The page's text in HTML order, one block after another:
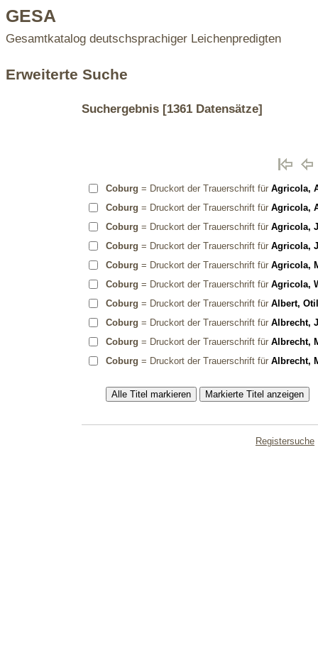
GESA
Gesamtkatalog deutschsprachiger Leichenpredigten
Erweiterte Suche
Suchergebnis[1361 Datensätze]
Coburg = Druckort der Trauerschrift für Agricola,
Coburg = Druckort der Trauerschrift für Agricola,
Coburg = Druckort der Trauerschrift für Agricola,
Coburg = Druckort der Trauerschrift für Agricola,
Coburg = Druckort der Trauerschrift für Agricola,
Coburg = Druckort der Trauerschrift für Agricola,
Coburg = Druckort der Trauerschrift für Albert,
Coburg = Druckort der Trauerschrift für Albrecht,
Coburg = Druckort der Trauerschrift für Albrecht,
Coburg = Druckort der Trauerschrift für Albrecht,
Registersuche